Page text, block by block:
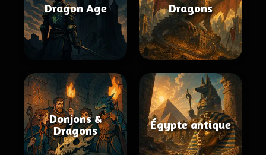
Dragon Age Dragons
Donjons &
Dragons
Égypte antique